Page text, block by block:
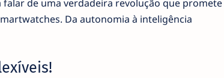
de uma verdadeira revolução que promete
Da autonomia à inteligência